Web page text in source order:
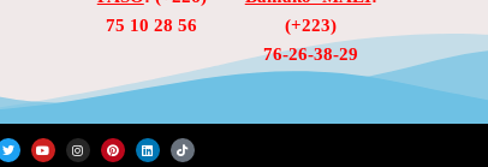
75 10 28 56
(+223)
76-26-38-29
T
w
Y
o
I
n
P
i
L
i
T
i